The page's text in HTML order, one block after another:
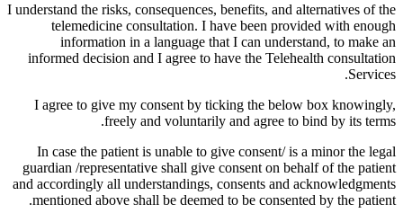
I understand the risks, consequences, benefits, and alternatives of the
telemedicine consultation. I have been provided with enough
information in a language that I can understand, to make an
informed decision and I agree to have the Telehealth consultation
Services.
I agree to give my consent by ticking the below box knowingly,
freely and voluntarily and agree to bind by its terms.
In case the patient is unable to give consent/ is a minor the legal
guardian /representative shall give consent on behalf of the patient
and accordingly all understandings, consents and acknowledgments
mentioned above shall be deemed to be consented by the patient.